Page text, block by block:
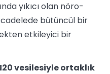
yıkıcı olan nöro-
bütüncül bir
etkileyici bir
vesilesiyle ortaklık